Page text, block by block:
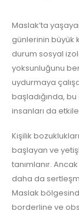
Maslak’ta
günlerinin büyük
durum sosyal
yoksunluğunu
uydurmaya
başladığında,
insanları da
Kişilik
başlayan ve
tanımlanır.
daha da
Maslak
borderline ve